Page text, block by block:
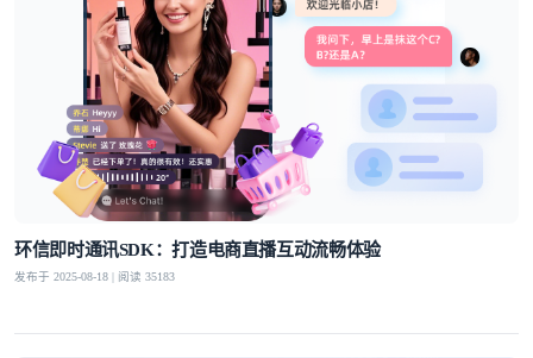
环信即时通讯SDK：打造电商直播互动流畅体验
发布于 2025-08-18 | 阅读 35183